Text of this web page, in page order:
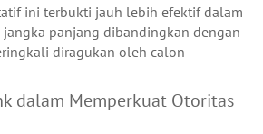
ini terbukti jauh lebih efektif dalam
panjang dibandingkan dengan
diragukan oleh calon
dalam Memperkuat Otoritas